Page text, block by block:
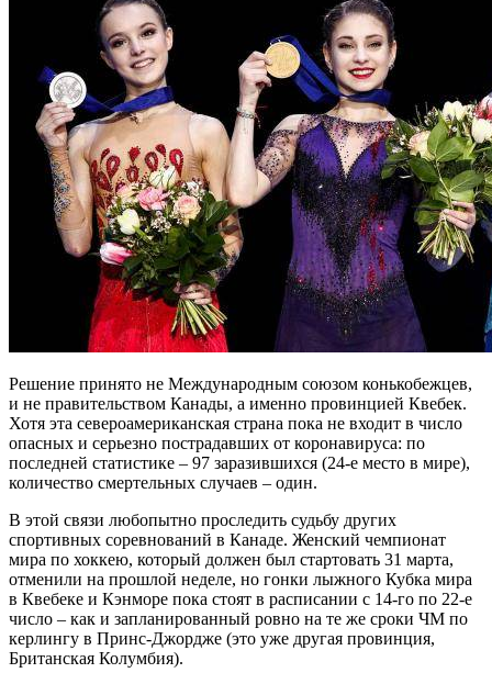
Решение принято не Международным союзом конькобежцев,
и не правительством Канады, а именно провинцией Квебек.
Хотя эта североамериканская страна пока не входит в число
опасных и серьезно пострадавших от коронавируса: по
последней статистике – 97 заразившихся (24-е место в мире),
количество смертельных случаев – один.
В этой связи любопытно проследить судьбу других
спортивных соревнований в Канаде. Женский чемпионат
мира по хоккею, который должен был стартовать 31 марта,
отменили на прошлой неделе, но гонки лыжного Кубка мира
в Квебеке и Кэнморе пока стоят в расписании с 14-го по 22-е
число – как и запланированный ровно на те же сроки ЧМ по
керлингу в Принс-Джордже (это уже другая провинция,
Британская Колумбия).